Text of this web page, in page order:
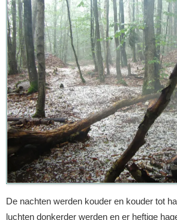
De nachten werden kouder en kouder tot
luchten donkerder werden en er heftige